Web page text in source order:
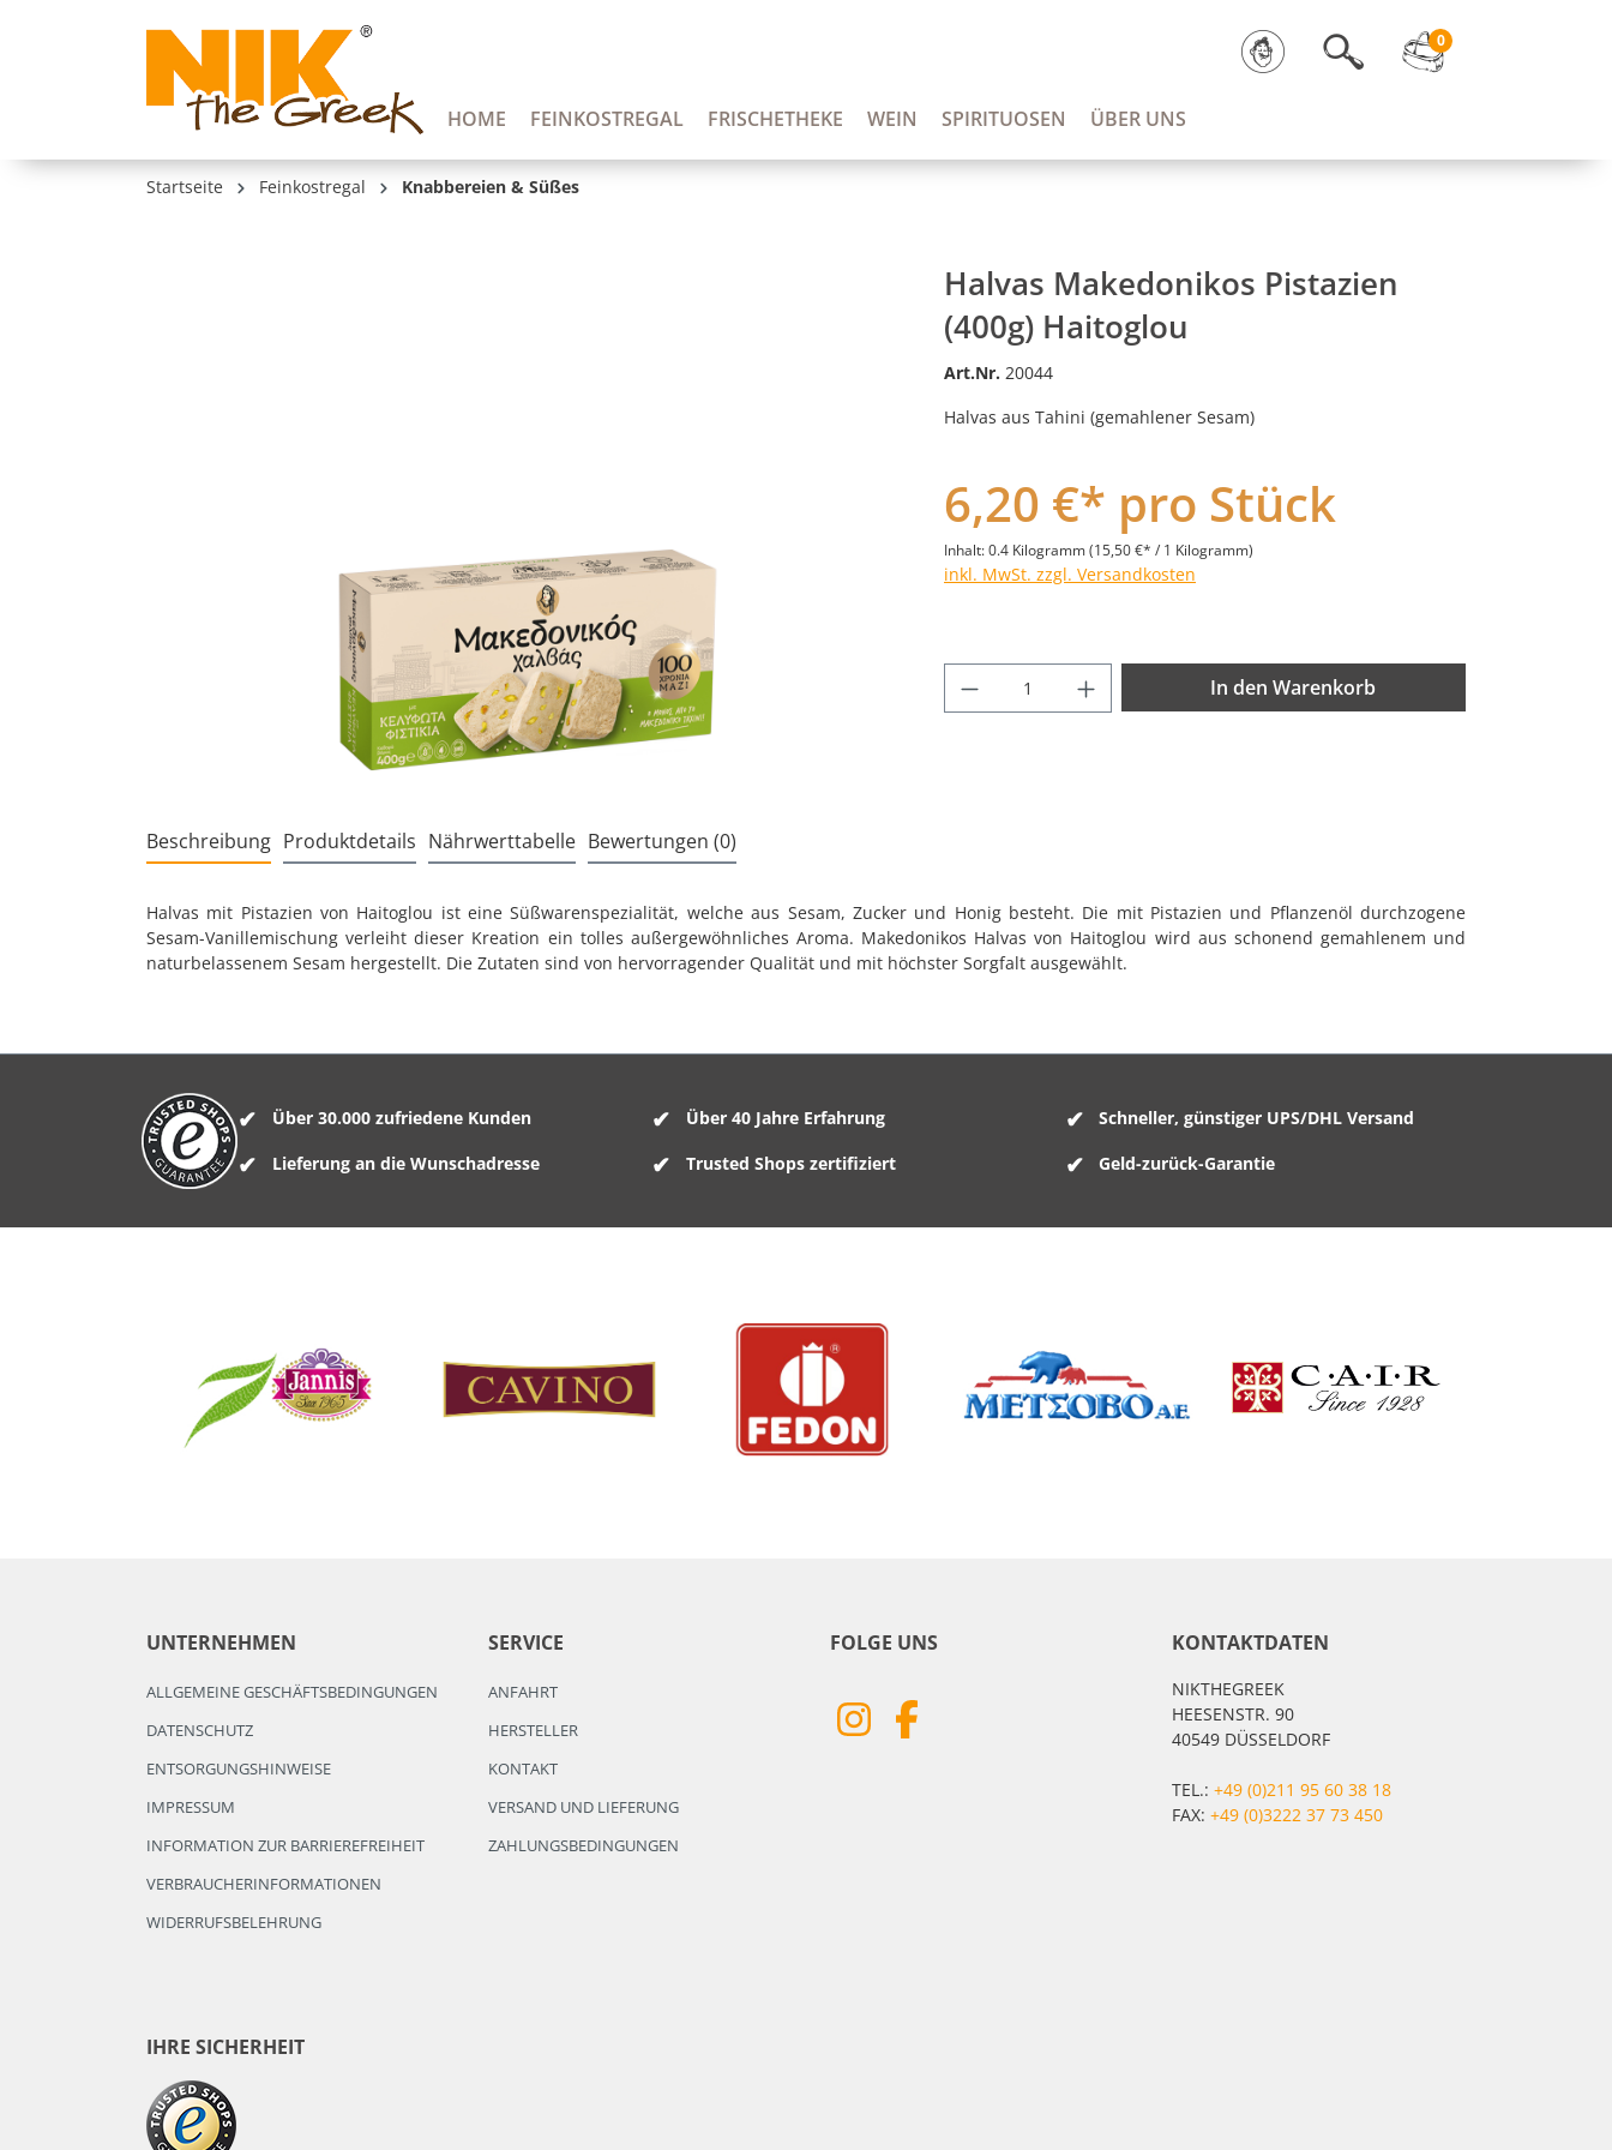
Zur Hauptnavigation springen
0
HOME FEINKOSTREGAL FRISCHETHEKE WEIN SPIRITUOSEN ÜBER UNS
Startseite Feinkostregal Knabbereien & Süßes
Halvas Makedonikos Pistazien
(400g) Haitoglou
Art.Nr. 20044
Halvas aus Tahini (gemahlener Sesam)
6,20 €* pro Stück
Inhalt:0.4 Kilogramm(15,50 €* / 1 Kilogramm)
inkl. MwSt. zzgl. Versandkosten
Produkt Anzahl: Gib den gewünschten Wert ein
In den Warenkorb
Beschreibung Produktdetails Nährwerttabelle Bewertungen (0)
Halvas mit Pistazien von Haitoglou ist eine Süßwarenspezialität, welche aus Sesam, Zucker und Honig besteht. Die mit Pistazien und Pflanzenöl durchzogene
Sesam-Vanillemischung verleiht dieser Kreation ein tolles außergewöhnliches Aroma. Makedonikos Halvas von Haitoglou wird aus schonend gemahlenem und
naturbelassenem Sesam hergestellt. Die Zutaten sind von hervorragender Qualität und mit höchster Sorgfalt ausgewählt.
Über 30.000 zufriedene Kunden Über 40 Jahre Erfahrung Schneller, günstiger UPS/DHL Versand
Lieferung an die Wunschadresse Trusted Shops zertifiziert Geld-zurück-Garantie
UNTERNEHMEN
ALLGEMEINE GESCHÄFTSBEDINGUNGEN
DATENSCHUTZ
ENTSORGUNGSHINWEISE
IMPRESSUM
INFORMATION ZUR BARRIEREFREIHEIT
VERBRAUCHERINFORMATIONEN
WIDERRUFSBELEHRUNG
SERVICE
ANFAHRT
HERSTELLER
KONTAKT
VERSAND UND LIEFERUNG
ZAHLUNGSBEDINGUNGEN
FOLGE UNS KONTAKTDATEN
NIKTHEGREEK
HEESENSTR. 90
40549 DÜSSELDORF
TEL.: +49 (0)211 95 60 38 18
FAX: +49 (0)3222 37 73 450
IHRE SICHERHEIT